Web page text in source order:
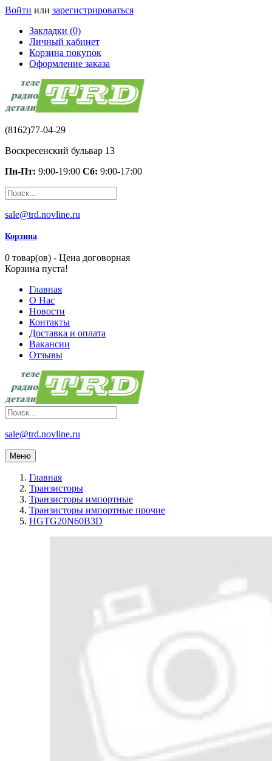
Войти или зарегистрироваться
Закладки (0)
Личный кабинет
Корзина покупок
Оформление заказа
(8162)77-04-29
Воскресенский бульвар 13
Пн-Пт: 9:00-19:00 Сб: 9:00-17:00
sale@trd.novline.ru
Корзина
0 товар(ов) - Цена договорная
Корзина пуста!
Главная
О Нас
Новости
Контакты
Доставка и оплата
Вакансии
Отзывы
sale@trd.novline.ru
Меню
Главная
Транзисторы
Транзисторы импортные
Транзисторы импортные прочие
HGTG20N60B3D